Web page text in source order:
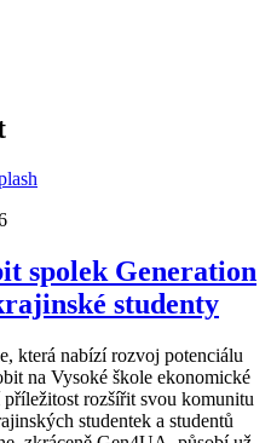
spolek Generation
studenty
která nabízí rozvoj potenciálu
na Vysoké škole ekonomické
rozšířit svou komunitu
studentek a studentů